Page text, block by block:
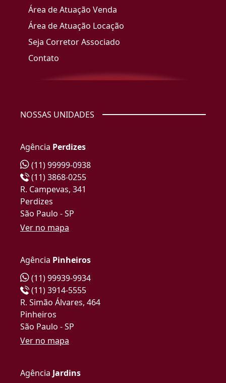
Área de Atuação Venda
Área de Atuação Locação
Seja Corretor Associado
Contato
NOSSAS UNIDADES
Agência Perdizes
(11) 99999-0938
(11) 3868-0255
R. Campevas, 341
Perdizes
São Paulo - SP
Ver no mapa
Agência Pinheiros
(11) 99939-9934
(11) 3914-5555
R. Simão Álvares, 464
Pinheiros
São Paulo - SP
Ver no mapa
Agência Jardins